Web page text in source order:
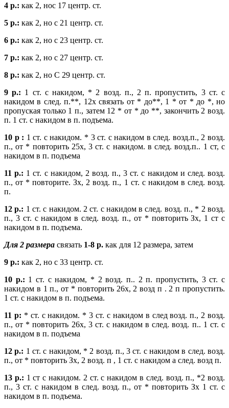
4 р.: как 2, нос 17 центр. ст.
5 р.: как 2, но с 21 центр. ст.
6 р.: как 2, но с 23 центр. ст.
7 р.: как 2, но с 27 центр. ст.
8 р.: как 2, но С 29 центр. ст.
9 р.: 1 ст. с накидом, * 2 возд. п., 2 п. пропустить, 3 ст. с
накидом в след. п.**, 12х связать от * до**, 1 * от * до *, но
пропуская только 1 п., затем 12 * от * до **, закончить 2 возд.
п. 1 ст. с накидом в п. подъема.
10 р : 1 ст. с накидом. * 3 ст. с накидом в след. возд.п., 2 возд.
п., от * повторить 25х, 3 ст. с накидом. в след. возд.п.. 1 ст, с
накидом в п. подъема
11 р.: 1 ст. с накидом, 2 возд. п., 3 ст. с накидом и след. возд.
п., от * повторите. Зх, 2 возд. п., 1 ст. с накидом в след. возд.
п.
12 р.: 1 ст. с накидом. 2 ст. с накидом в след. возд. п., * 2 возд.
п., 3 ст. с накидом в след. возд. п., от * повторить Зх, 1 ст с
накидом в п. подъема.
Для 2 размера связать 1-8 р. как для 12 размера, затем
9 р.: как 2, но с 33 центр. ст.
10 р.: 1 ст. с накидом, * 2 возд. п.. 2 п. пропустить, 3 ст. с
накидом в 1 п., от * повторить 26х, 2 возд п . 2 п пропустить.
1 ст. с накидом в п. подъема.
11 р: * ст. с накидом. * 3 ст. с накидом в след возд. п., 2 возд.
п., от * повторить 26х, 3 ст. с накидом в след. возд. п.. 1 ст. с
накидом в п. подъема
12 р.: 1 ст. с накидом, * 2 возд. п., 3 ст. с накидом в след. возд.
п., от * повторить Зх, 2 возд. п , 1 ст. с накидом а след. возд п.
13 р.: 1 ст с накидом. 2 ст. с накидом в след. возд. п., *2 возд.
п., 3 ст. с накидом в след. возд. п., от * повторить Зх 1 ст. с
накидом в п. подъема.